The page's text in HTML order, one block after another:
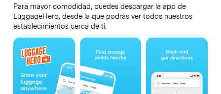
Para mayor comodidad, puedes descargar la app de
LuggageHero, desde la que podrás ver todos nuestros
establecimientos cerca de ti.